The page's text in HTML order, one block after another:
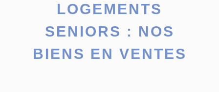
LOGEMENTS
SENIORS : NOS
BIENS EN VENTES